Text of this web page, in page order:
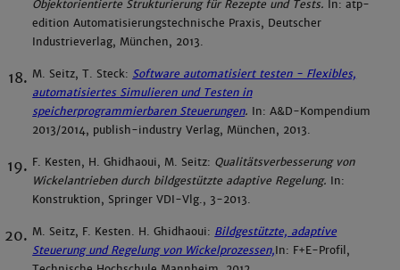
Objektorientierte Strukturierung für Rezepte und Tests. In: atp-
edition Automatisierungstechnische Praxis, Deutscher
Industrieverlag, München, 2013.
M. Seitz, T. Steck: Software automatisiert testen - Flexibles,
automatisiertes Simulieren und Testen in
speicherprogrammierbaren Steuerungen. In: A&D-Kompendium
2013/2014, publish-industry Verlag, München, 2013.
F. Kesten, H. Ghidhaoui, M. Seitz: Qualitätsverbesserung von
Wickelantrieben durch bildgestützte adaptive Regelung. In:
Konstruktion, Springer VDI-Vlg., 3-2013.
M. Seitz, F. Kesten. H. Ghidhaoui: Bildgestützte, adaptive
Steuerung und Regelung von Wickelprozessen,In: F+E-Profil,